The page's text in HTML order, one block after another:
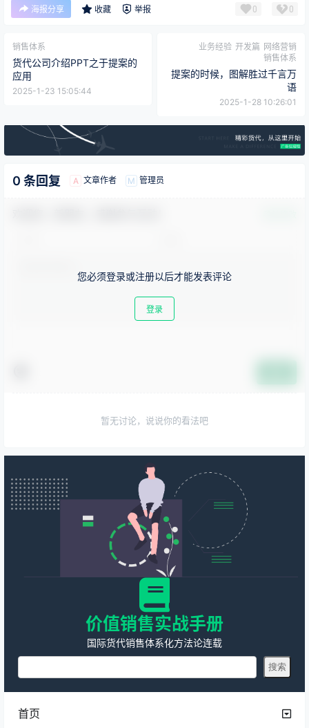
海报分享 收藏 举报 0 0
销售体系
货代公司介绍PPT之于提案的
应用
2025-1-23 15:05:44
业务经验 开发篇 网络营销
销售体系
提案的时候，图解胜过千言万
语
2025-1-28 10:26:01
0 条回复 A 文章作者 M 管理员
您必须登录或注册以后才能发表评论
登录
暂无讨论，说说你的看法吧
价值销售实战手册
国际货代销售体系化方法论连载
首页